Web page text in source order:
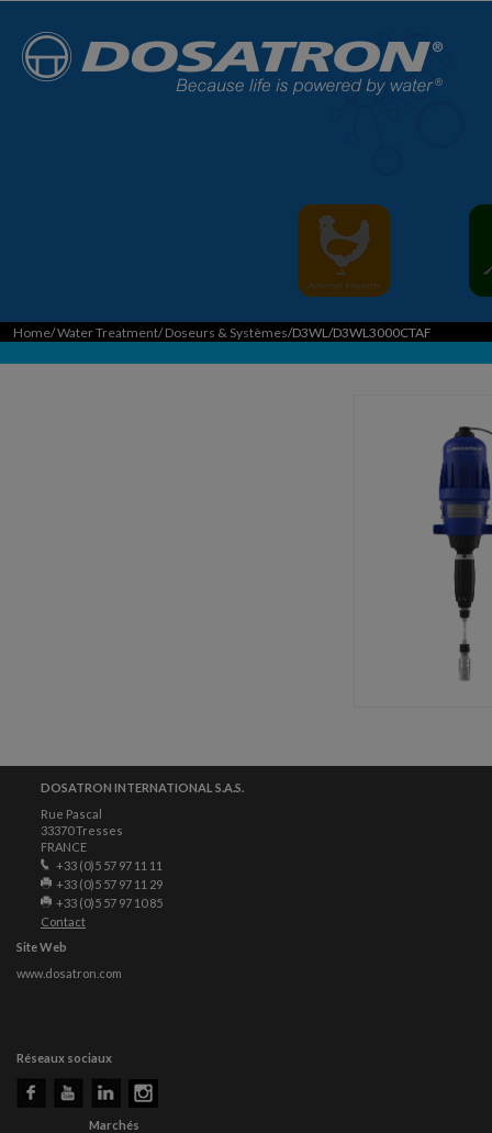
Home/Water Treatment/Doseurs & Systèmes/D3WL/D3WL3000CTAF
DOSATRON INTERNATIONAL S.A.S.
Rue Pascal
33370 Tresses
FRANCE
+33 (0)5 57 97 11 11
+33 (0)5 57 97 11 29
+33 (0)5 57 97 10 85
Contact
Site Web
www.dosatron.com
Réseaux sociaux
Marchés